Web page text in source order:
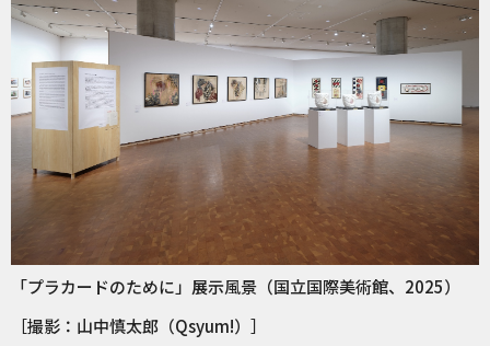
「プラカードのために」展示風景（国立国際美術館、2025）
［撮影：山中慎太郎（Qsyum!）］